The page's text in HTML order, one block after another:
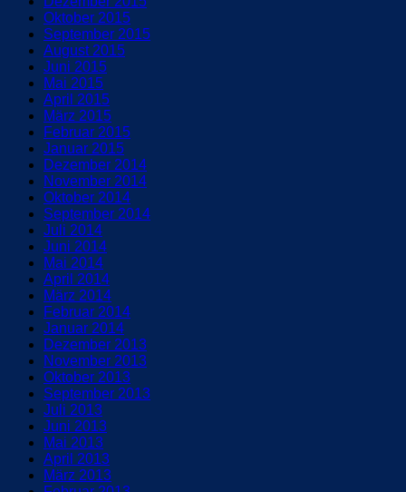
Oktober 2015
September 2015
August 2015
Juni 2015
Mai 2015
April 2015
März 2015
Februar 2015
Januar 2015
Dezember 2014
November 2014
Oktober 2014
September 2014
Juli 2014
Juni 2014
Mai 2014
April 2014
März 2014
Februar 2014
Januar 2014
Dezember 2013
November 2013
Oktober 2013
September 2013
Juli 2013
Juni 2013
Mai 2013
April 2013
März 2013